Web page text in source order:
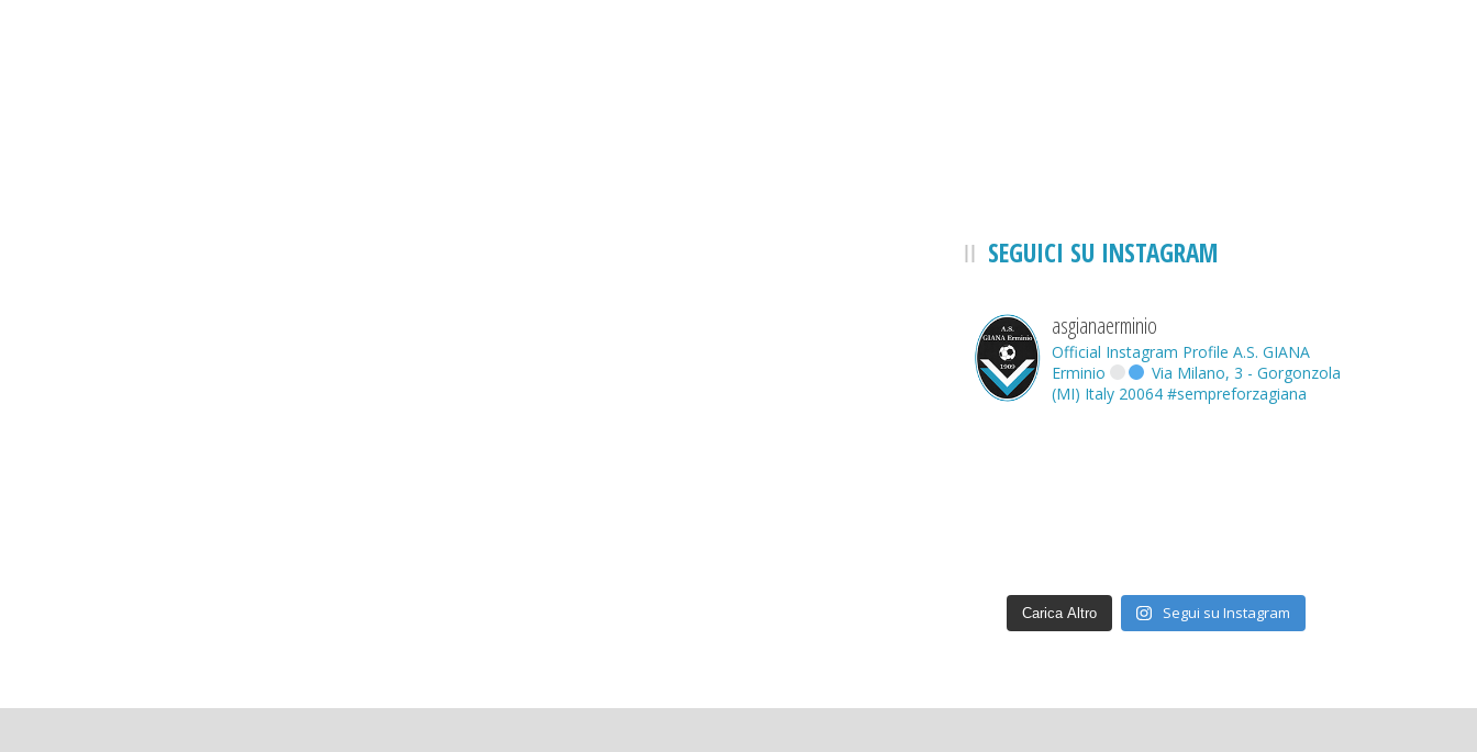
SEGUICI SU INSTAGRAM
asgianaerminio
Official Instagram Profile A.S. GIANA
Erminio
Via Milano, 3 - Gorgonzola
(MI) Italy 20064 #sempreforzagiana
Carica Altro Segui su Instagram